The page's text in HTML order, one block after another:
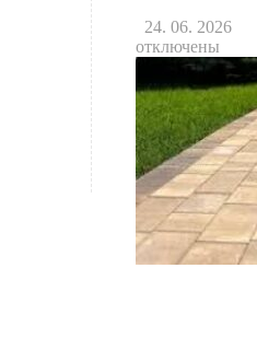
24. 06. 2026
отключены